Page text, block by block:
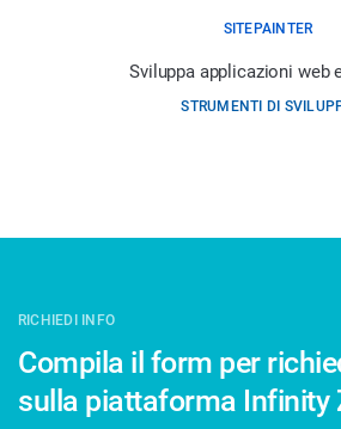
SITEPAINTER
Sviluppa applicazioni web
STRUMENTI DI
RICHIEDI INFO
Compila il form per
sulla piattaforma Infinity